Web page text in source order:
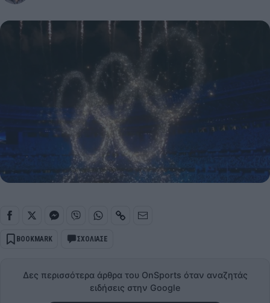
BOOKMARK ΣΧΟΛΙΑΣΕ
Δες περισσότερα άρθρα του OnSports όταν αναζητάς
ειδήσεις στην Google